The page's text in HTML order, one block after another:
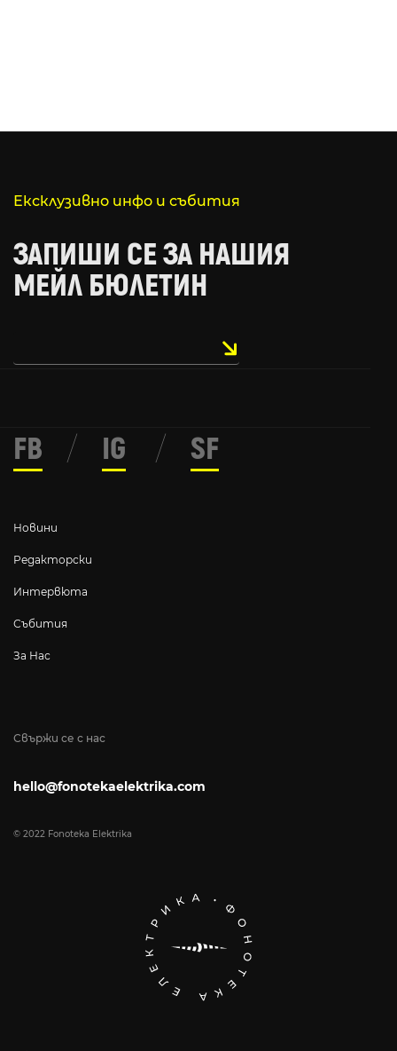
Ексклузивно инфо и събития
ЗАПИШИ СЕ ЗА НАШИЯ
МЕЙЛ БЮЛЕТИН
Свържи се с нас
hello@fonotekaelektrika.com
© 2022 Fonoteka Elektrika
Новини
Редакторски
Интервюта
Събития
За Нас
FB / IG / SF